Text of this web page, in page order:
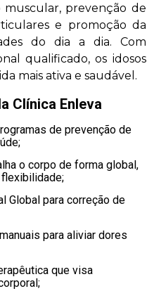
prevenção de
e promoção da
do dia a dia. Com
qualificado, os idosos
mais ativa e saudável.
Clínica Enleva